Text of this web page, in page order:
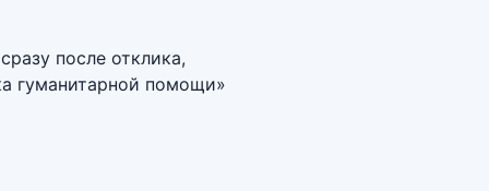
после отклика,
гуманитарной помощи»